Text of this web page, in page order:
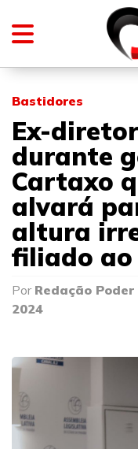
Bastidores
Ex-
durante
Cartaxo
alvará
altura
filiado ao
Por Redação
2024